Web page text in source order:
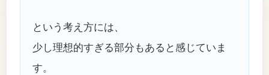
という考え方には、
少し理想的すぎる部分もあると感じていま
す。